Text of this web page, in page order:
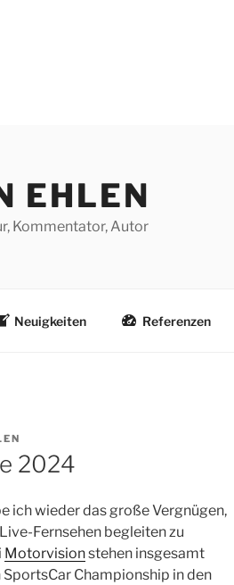
EHLEN
Kommentator, Autor
Neuigkeiten Referenzen
2024
ich wieder das große Vergnügen,
Fernsehen begleiten zu
Motorvisionstehen insgesamt
Championship in den